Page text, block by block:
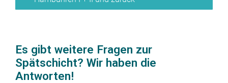
Es gibt weitere Fragen zur
Spätschicht? Wir haben die
Antworten!